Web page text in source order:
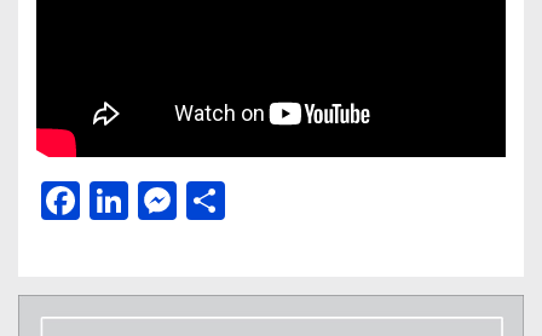
Facebook
LinkedIn
Messenger